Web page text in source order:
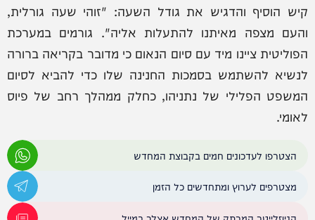
קיש הוסיף והדגיש את גודל השעה: "זוהי שעה גורלית,
והעם מצפה מאיתנו להתעלות אליה". גורמים במערכת
הפוליטית ציינו מיד עם סיום הנאום כי מדובר בקריאה ברורה
לנשיא להשתמש בסמכות החנינה שלו כדי להביא לסיום
המשפט הפלילי של נתניהו, כחלק ממהלך רחב של פיוס
לאומי.
הצטרפו לעדכונים חמים בקבוצת המחדש
מצטרפים לערוץ ומתחדשים כל הזמן